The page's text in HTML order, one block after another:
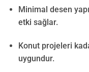
Minimal desen
etki sağlar.
Konut projeleri
uygundur.